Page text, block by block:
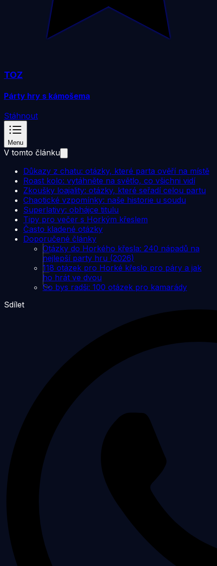
TOZ
Párty hry s kámošema
Stáhnout
Menu
V tomto článku
Důkazy z chatu: otázky, které parta ověří na místě
Roast kolo: vytáhněte na světlo, co všichni vidí
Zkoušky loajality: otázky, které seřadí celou partu
Chaotické vzpomínky: naše historie u soudu
Superlativy: obhájce titulu
Tipy pro večer s Horkým křeslem
Často kladené otázky
Doporučené články
Otázky do Horkého křesla: 240 nápadů na
nejlepší party hru (2026)
118 otázek pro Horké křeslo pro páry a jak
ho hrát ve dvou
Co bys radši: 100 otázek pro kamarády
Sdílet